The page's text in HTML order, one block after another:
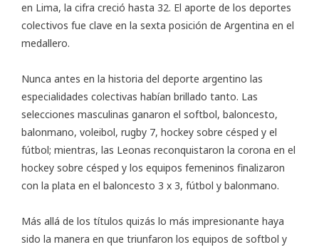
en Lima, la cifra creció hasta 32. El aporte de los deportes
colectivos fue clave en la sexta posición de Argentina en el
medallero.
Nunca antes en la historia del deporte argentino las
especialidades colectivas habían brillado tanto. Las
selecciones masculinas ganaron el softbol, baloncesto,
balonmano, voleibol, rugby 7, hockey sobre césped y el
fútbol; mientras, las Leonas reconquistaron la corona en el
hockey sobre césped y los equipos femeninos finalizaron
con la plata en el baloncesto 3 x 3, fútbol y balonmano.
Más allá de los títulos quizás lo más impresionante haya
sido la manera en que triunfaron los equipos de softbol y